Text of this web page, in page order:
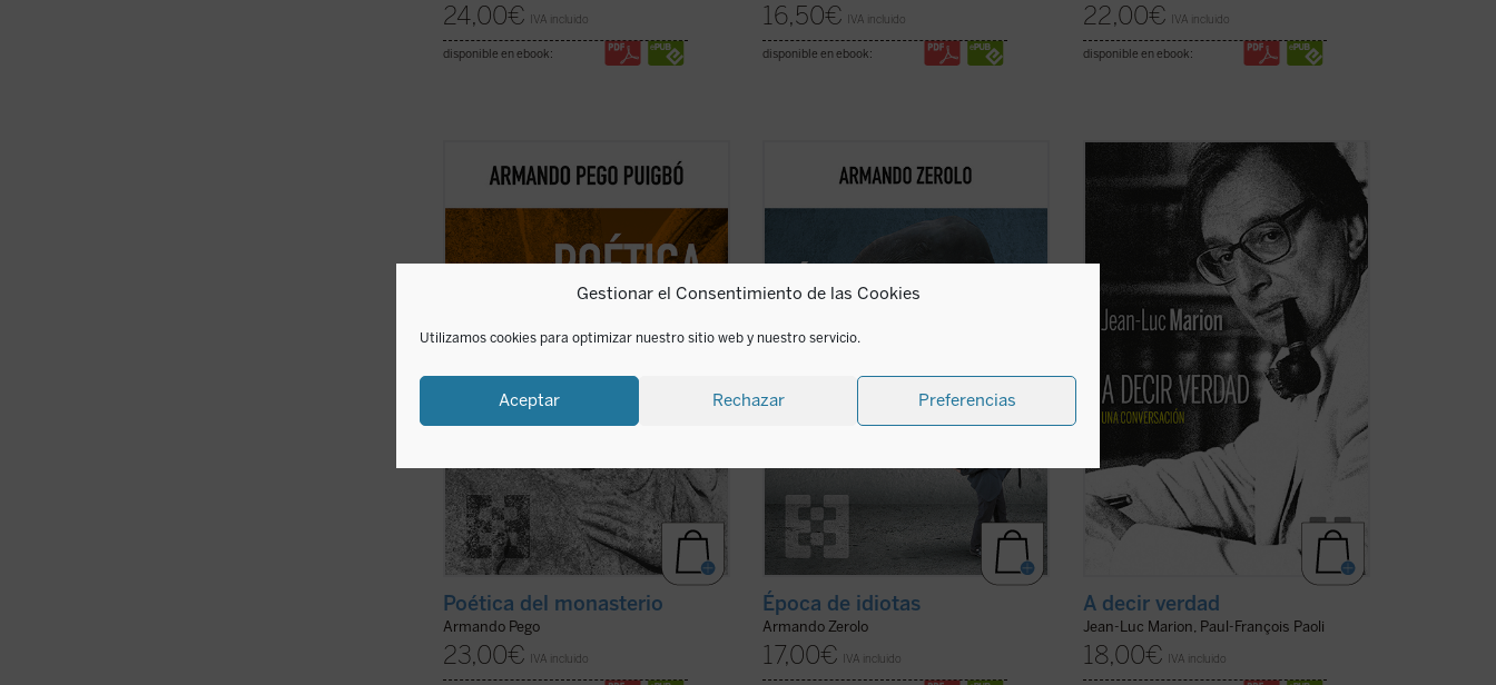
Gestionar el Consentimiento de las Cookies
Utilizamos cookies para optimizar nuestro sitio web y nuestro servicio.
Aceptar Rechazar Preferencias
24,00€ IVA incluido
disponible en ebook:
16,50€ IVA incluido
disponible en ebook:
22,00€ IVA incluido
disponible en ebook:
Poética del monasterioreflexiona
que constituyen el horizonte social y
antropológico de las tres figuras: el
hogar, la escuela y la celda, reivindicando
Poética del monasterio
Armando Pego
23,00€ IVA incluido
«Hablar bien de nuestra época resulta
de este ensayo. Estamos ante un libro
aspectos positivos de una sociedad que,
(ver ficha)
Época de idiotas
Armando Zerolo
17,00€ IVA incluido
¿Hacia dónde va el mundo? ¿Cuál es el
estado de la Iglesia? ¿Qué futuro tiene
Europa? Estas son algunas de las
preguntas formuladas por el periodista
especializado en el mundo de la cultura
Paul-François Paoli a las que Jean-Luc
Marion ...(ver ficha)
A decir verdad
Jean-Luc Marion, Paul-François Paoli
18,00€ IVA incluido